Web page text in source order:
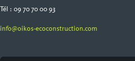
Tél : 09 70 70 00 93
info@oikos-ecoconstruction.com